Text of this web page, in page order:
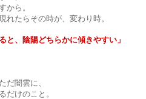
から。
れたらその時が、変わり時。
と、陰陽どちらかに傾きやすい」
だ闇雲に、
だけのこと。